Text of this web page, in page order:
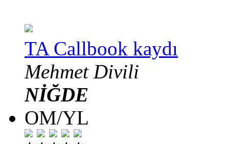
TA Callbook kaydı
Mehmet Divili
NİĞDE
OM/YL